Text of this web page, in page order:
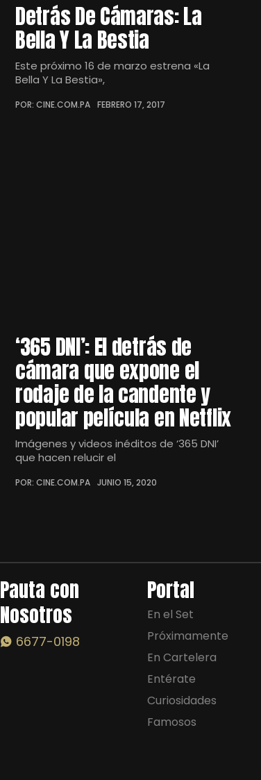
Detrás De Cámaras: La
Bella Y La Bestia
Este próximo 16 de marzo estrena «La
Bella Y La Bestia»,
POR: CINE.COM.PA FEBRERO 17, 2017
‘365 DNI’: El detrás de
cámara que expone el
rodaje de la candente y
popular película en Netflix
Imágenes y videos inéditos de ‘365 DNI’
que hacen relucir el
POR: CINE.COM.PA JUNIO 15, 2020
Pauta con
Nosotros
6677-0198
Portal
En el Set
Próximamente
En Cartelera
Entérate
Curiosidades
Famosos